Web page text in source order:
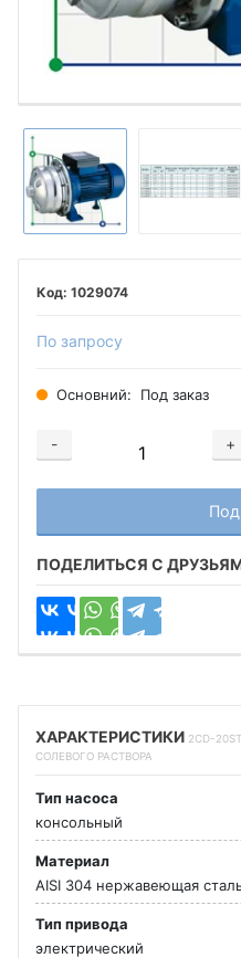
1029074
По запросу
Основний: Под заказ
-
+
Под
ПОДЕЛИТЬСЯ С
ХАРАКТЕРИСТИКИ 2CD-
СОЛЕВОГО РАСТВОРА
Тип насоса
консольный
Материал
AISI 304 нержавеющая
Тип привода
электрический